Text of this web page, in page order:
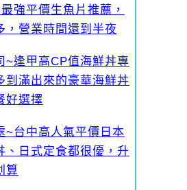
強平價生魚片推薦，
，營業時間還到半夜
~逢甲高CP值海鮮丼專
到滿出來的豪華海鮮丼
好選擇
~台中高人氣平價日本
、日式定食都很優，升
算